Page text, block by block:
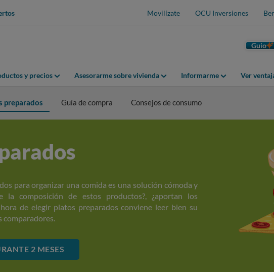
Movilízate OCU Inversiones
Guio
y precios Asesorarme sobre vivienda Informarme Ver
preparados Guía de compra Consejos de consumo
para organizar una comida es una solución cómoda y
la composición de estos productos?, ¿aportan los
de elegir platos preparados conviene leer bien su
2 MESES